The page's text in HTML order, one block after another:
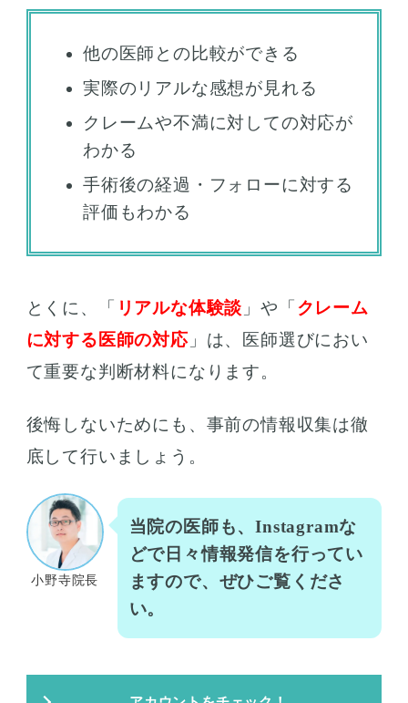
他の医師との比較ができる
実際のリアルな感想が見れる
クレームや不満に対しての対応が
わかる
手術後の経過・フォローに対する
評価もわかる
とくに、「 リアルな体験談 」や「クレーム
に対する医師の対応」は、医師選びにおい
て重要な判断材料になります。
後悔しないためにも、事前の情報収集は徹
底して行いましょう。
小野寺院長
当院の医師も、Instagramな
どで日々情報発信を行ってい
ますので、ぜひご覧くださ
い。